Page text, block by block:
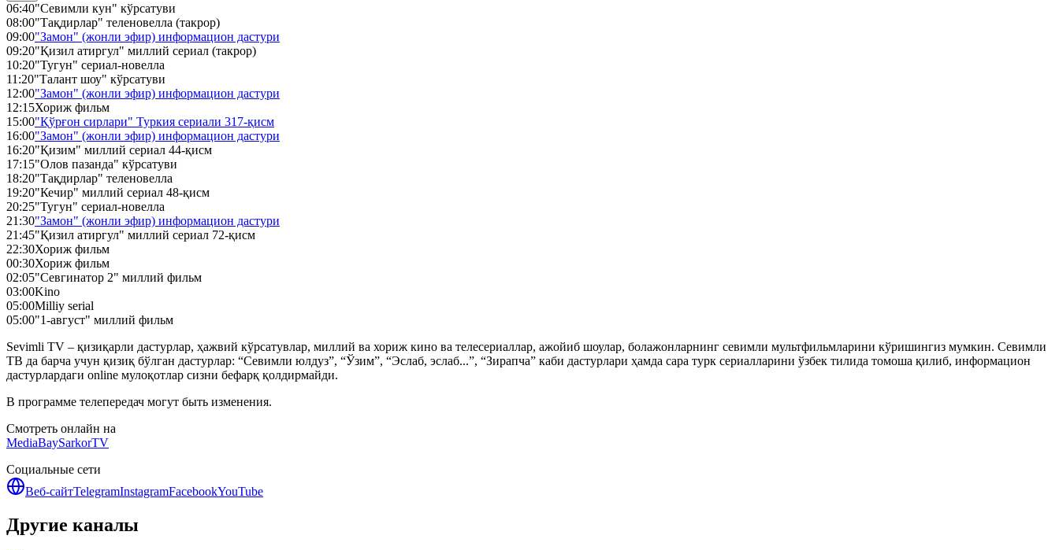
06:40"Севимли кун" кўрсатуви
08:00"Тақдирлар" теленовелла (такрор)
09:00"Замон" (жонли эфир) информацион дастури
09:20"Қизил атиргул" миллий сериал (такрор)
10:20"Тугун" сериал-новелла
11:20"Талант шоу" кўрсатуви
12:00"Замон" (жонли эфир) информацион дастури
12:15Хориж фильм
15:00"Қўрғон сирлари" Туркия сериали 317-қисм
16:00"Замон" (жонли эфир) информацион дастури
16:20"Қизим" миллий сериал 44-қисм
17:15"Олов пазанда" кўрсатуви
18:20"Тақдирлар" теленовелла
19:20"Кечир" миллий сериал 48-қисм
20:25"Тугун" сериал-новелла
21:30"Замон" (жонли эфир) информацион дастури
21:45"Қизил атиргул" миллий сериал 72-қисм
22:30Хориж фильм
00:30Хориж фильм
02:05"Севгинатор 2" миллий фильм
03:00Kino
05:00Milliy serial
05:00"1-август" миллий фильм
Sevimli TV – қизиқарли дастурлар, ҳажвий кўрсатувлар, миллий ва хориж кино ва телесериаллар, ажойиб шоулар, болажонларнинг севимли мультфильмларини кўришингиз мумкин. Севимли
ТВ да барча учун қизиқ бўлган дастурлар: “Севимли юлдуз”, “Ўзим”, “Эслаб, эслаб...”, “Зирапча” каби дастурлари ҳамда сара турк сериалларини ўзбек тилида томоша қилиб, информацион
дастурлардаги online мулоқотлар сизни бефарқ қолдирмайди.
В программе телепередач могут быть изменения.
Смотреть онлайн на
MediaBaySarkorTV
Социальные сети
Веб-сайтTelegramInstagramFacebookYouTube
Другие каналы